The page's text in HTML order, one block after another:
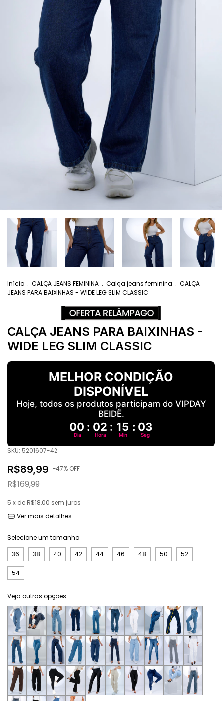
Início . CALÇA JEANS FEMININA . Calça jeans feminina . CALÇA
JEANS PARA BAIXINHAS - WIDE LEG SLIM CLASSIC
CALÇA JEANS PARA BAIXINHAS -
WIDE LEG SLIM CLASSIC
MELHOR CONDIÇÃO
DISPONÍVEL
Hoje, todos os produtos participam do VIPDAY
BEIDÊ.
00 : 02 : 15 : 02
Dia Hora Min Seg
SKU: 5201607-42
R$89,99 -47% OFF
R$169,99
5 x de R$18,00 sem juros
Ver mais detalhes
Selecione um tamanho
36
38 40 42 44 46 48 50 52
54
Veja outras opções